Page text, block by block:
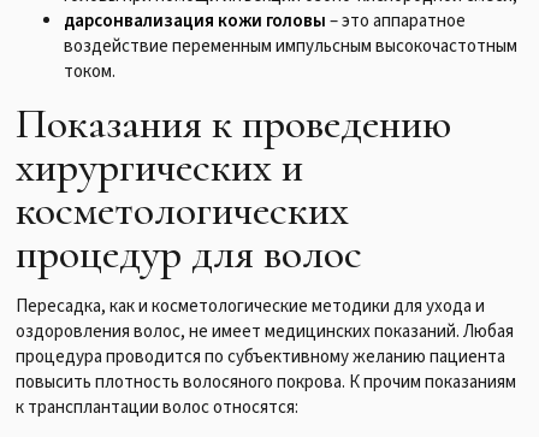
дарсонвализация кожи головы– это аппаратное
воздействие переменным импульсным высокочастотным
током.
Показания к проведению
хирургических и
косметологических
процедур для волос
Пересадка, как и косметологические методики для ухода и
оздоровления волос, не имеет медицинских показаний. Любая
процедура проводится по субъективному желанию пациента
повысить плотность волосяного покрова. К прочим показаниям
к трансплантации волос относятся: